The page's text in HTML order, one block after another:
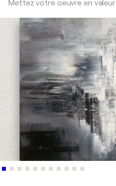
Mettez votre oeuvre en valeur